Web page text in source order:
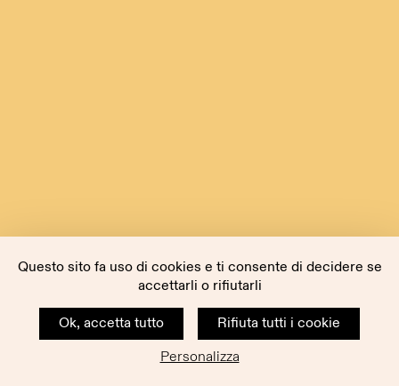
Questo sito fa uso di cookies e ti consente di decidere se
accettarli o rifiutarli
Ok, accetta tutto
Rifiuta tutti i cookie
Personalizza